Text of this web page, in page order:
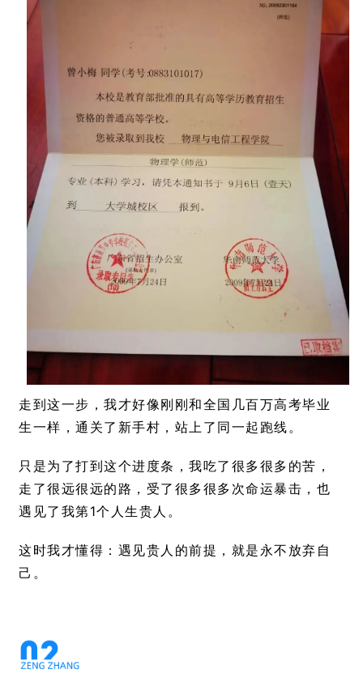
走到这一步，我才好像刚刚和全国几百万高考毕业
生一样，通关了新手村，站上了同一起跑线。
只是为了打到这个进度条，我吃了很多很多的苦，
走了很远很远的路，受了很多很多次命运暴击，也
遇见了我第1个人生贵人。
这时我才懂得：遇见贵人的前提，就是永不放弃自
己。